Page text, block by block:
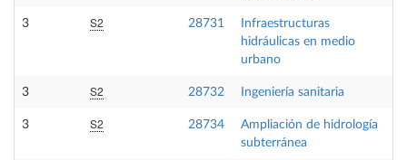
3 S2 28731
Infraestructuras
hidráulicas en medio
urbano
3 S2 28732 Ingeniería sanitaria
3 S2 28734
Ampliación de hidrología
subterránea